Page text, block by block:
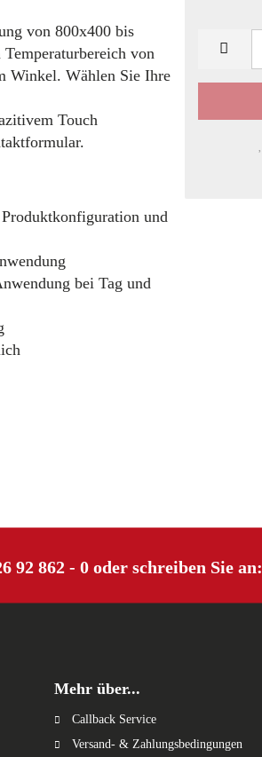
von 800x400 bis
von
Winkel. Wählen Sie Ihre
Touch
und
bei Tag und
92 862 - 0oder schreiben Sie an:
Mehr über...
Callback Service
Versand- & Zahlungsbedingungen